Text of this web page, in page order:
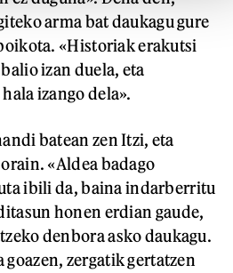
arma bat daukagu gure
«Historiak erakutsi
izan duela, eta
izango dela».
batean zen Itzi, eta
«Aldea badago
ibili da, baina indarberritu
honen erdian gaude,
denbora asko daukagu.
zergatik gertatzen